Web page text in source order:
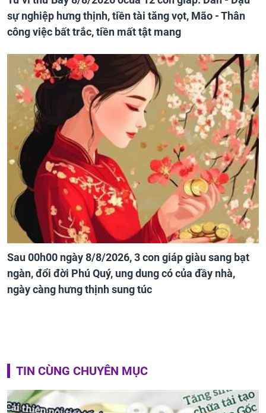
sự nghiệp hưng thịnh, tiền tài tăng vọt, Mão - Thân
công việc bất trắc, tiền mất tật mang
Sau 00h00 ngày 8/8/2026, 3 con giáp giàu sang bạt
ngàn, đổi đời Phú Quý, ung dung có của đầy nhà,
ngày càng hưng thịnh sung túc
TIN CÙNG CHUYÊN MỤC